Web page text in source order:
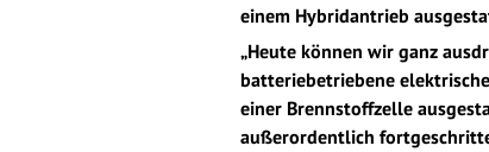
einem Hybridantrieb
„Heute können wir ganz
batteriebetriebene
einer Brennstoffzelle
außerordentlich